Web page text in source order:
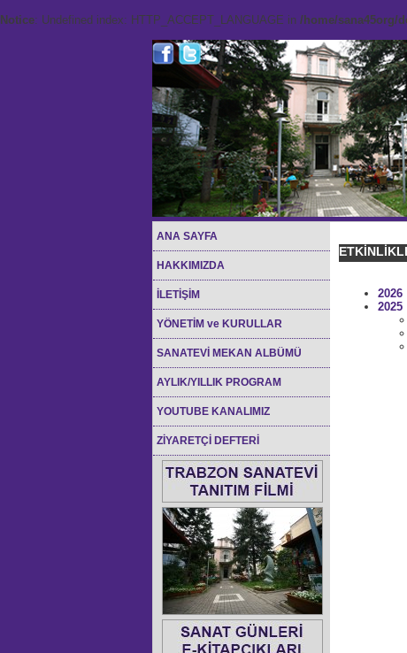
Notice: Undefined index: HTTP_ACCEPT_LANGUAGE in /home/sana45org/
ANA SAYFA
HAKKIMIZDA
İLETİŞİM
YÖNETİM ve KURULLAR
SANATEVİ MEKAN ALBÜMÜ
AYLIK/YILLIK PROGRAM
YOUTUBE KANALIMIZ
ZİYARETÇİ DEFTERİ
2026
2025